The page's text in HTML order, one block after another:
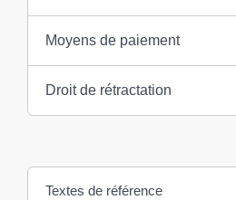
Moyens de paiement
Droit de rétractation
Textes de référence